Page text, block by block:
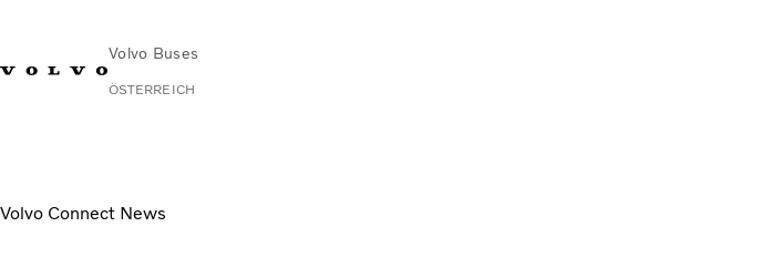
Volvo Buses
ÖSTERREICH
Volvo Connect News